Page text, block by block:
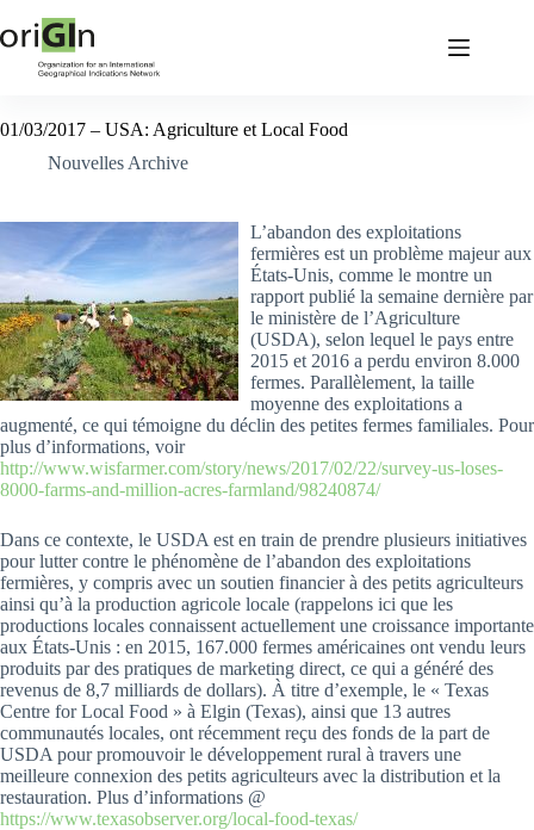
01/03/2017 – USA: Agriculture et Local Food
Nouvelles Archive
L’abandon des exploitations
fermières est un problème majeur aux
États-Unis, comme le montre un
rapport publié la semaine dernière par
le ministère de l’Agriculture
(USDA), selon lequel le pays entre
2015 et 2016 a perdu environ 8.000
fermes. Parallèlement, la taille
moyenne des exploitations a
augmenté, ce qui témoigne du déclin des petites fermes familiales. Pour
plus d’informations, voir
http://www.wisfarmer.com/story/news/2017/02/22/survey-us-loses-
8000-farms-and-million-acres-farmland/98240874/
Dans ce contexte, le USDA est en train de prendre plusieurs initiatives
pour lutter contre le phénomène de l’abandon des exploitations
fermières, y compris avec un soutien financier à des petits agriculteurs
ainsi qu’à la production agricole locale (rappelons ici que les
productions locales connaissent actuellement une croissance importante
aux États-Unis : en 2015, 167.000 fermes américaines ont vendu leurs
produits par des pratiques de marketing direct, ce qui a généré des
revenus de 8,7 milliards de dollars). À titre d’exemple, le « Texas
Centre for Local Food » à Elgin (Texas), ainsi que 13 autres
communautés locales, ont récemment reçu des fonds de la part de
USDA pour promouvoir le développement rural à travers une
meilleure connexion des petits agriculteurs avec la distribution et la
restauration. Plus d’informations @
https://www.texasobserver.org/local-food-texas/